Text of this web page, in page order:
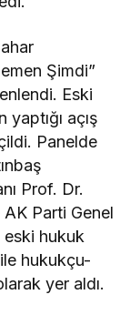
Şimdi”
Eski
açış
Panelde
Prof. Dr.
Parti Genel
eski hukuk
hukukçu-
yer aldı.